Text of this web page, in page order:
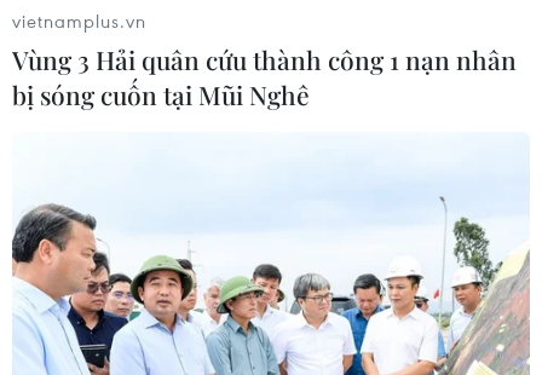
Ông Duterte tuyên bố không đàm phán
với phiến quân ở Marawi
vietnamplus.vn
Vùng 3 Hải quân cứu thành công 1 nạn nhân
bị sóng cuốn tại Mũi Nghê